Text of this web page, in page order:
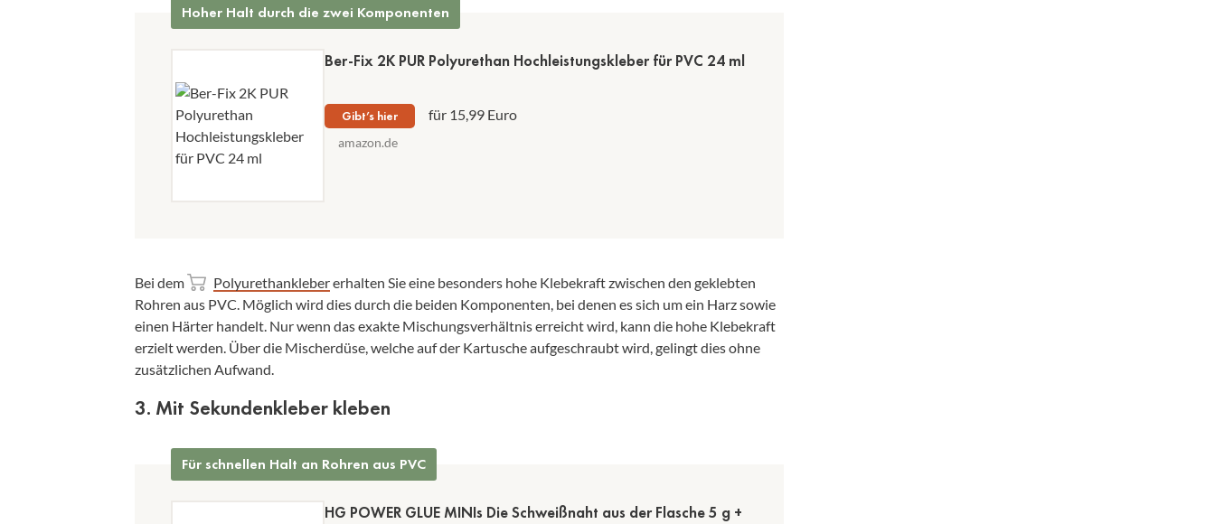
Hoher Halt durch die zwei Komponenten
Ber-Fix 2K PUR Polyurethan Hochleistungskleber für PVC 24 ml
Gibt’s hier für 15,99 Euro
amazon.de
Bei dem Polyurethanklebererhalten Sie eine besonders hohe Klebekraft zwischen den geklebten
Rohren aus PVC. Möglich wird dies durch die beiden Komponenten, bei denen es sich um ein Harz sowie
einen Härter handelt. Nur wenn das exakte Mischungsverhältnis erreicht wird, kann die hohe Klebekraft
erzielt werden. Über die Mischerdüse, welche auf der Kartusche aufgeschraubt wird, gelingt dies ohne
zusätzlichen Aufwand.
3. Mit Sekundenkleber kleben
Für schnellen Halt an Rohren aus PVC
HG POWER GLUE MINIs Die Schweißnaht aus der Flasche 5 g +